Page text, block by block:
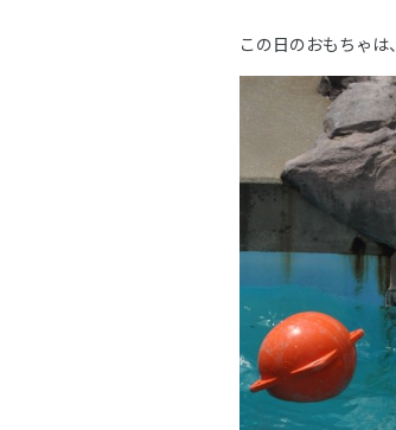
この日のおもちゃは、